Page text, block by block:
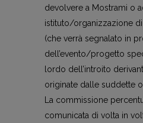
devolvere a Mostrami o
istituto/organizzazione
(che verrà segnalato in
dell’evento/progetto
lordo dell’introito
originate dalle suddette
La commissione
comunicata di volta in